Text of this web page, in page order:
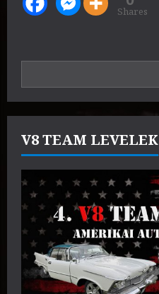
Shares
V8 TEAM LEVELEK